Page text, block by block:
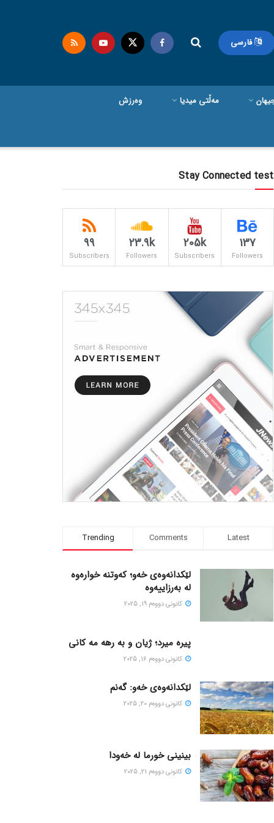
فارسی
مەڵتی میدیا وەرزش
Stay Connected test
137
Followers
205k
Subscribers
23.9k
Followers
99
Subscribers
Trending Comments Latest
لێکدانەوەی خەو؛ کەوتنە خوارەوە
لە بەرزاییەوە
كانونی دووه‌م 19, 2025
پیره میرد؛ ژیان و به رهه مه کانی
كانونی دووه‌م 16, 2025
لێکدانەوەی خەو: گەنم
كانونی دووه‌م 20, 2025
بینینی خورما لە خەودا
كانونی دووه‌م 21, 2025